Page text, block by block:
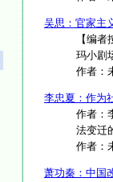
吴思：官家主
【编
玛小剧
作者：
李忠夏：作为
作者：
法变迁
作者：
萧功秦：中国